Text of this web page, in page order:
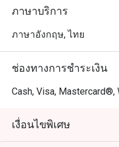
ภาษาบริการ
ภาษาอังกฤษ, ไทย
ช่องทางการชำระเงิน
Cash, Visa, Mastercard®,
เงื่อนไขพิเศษ